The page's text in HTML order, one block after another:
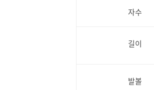
자수
길이
발볼